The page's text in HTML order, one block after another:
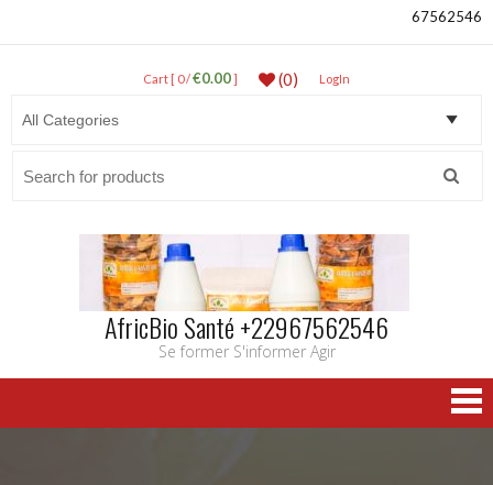
67562546
Cart [ 0 /€0.00] (0) LogIn
AfricBio Santé +22967562546
Se former S'informer Agir